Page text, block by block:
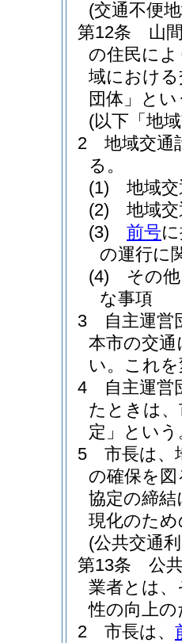
(交通不便
第12条
山
の住民に
域におけ
団体」と
(以下「地
2
地域交通
る。
(1)
地域
(2)
地域
(3)
前号
の運行に
(4)
その
な事項
3
自主運
本市の交
い。 これ
4
自主運営
たときは
定」という
5
市長は、
の確保を
協定の締結
現化のた
(公共交通
第13条
公
業者とは
性の向上
2
市長は、